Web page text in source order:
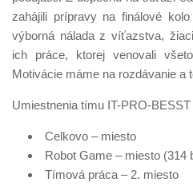
zahájili prípravy na finálové
výborná nálada z víťazstva,
ich práce, ktorej venovali
Motivácie máme na rozdávanie a
Umiestnenia tímu IT-PRO-
Celkovo – miesto
Robot Game – miesto (314
Tímová práca – 2. miesto